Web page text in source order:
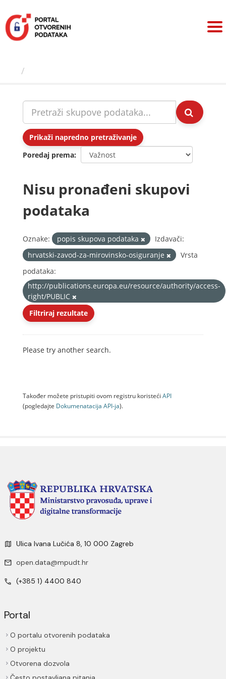
sadržaj
Prikaži napredno pretraživanje
Poredaj prema
Nisu pronađeni skupovi
podataka
Oznake: popis skupova podataka
Izdavači:
hrvatski-zavod-za-mirovinsko-osiguranje
Vrsta
podataka:
http://publications.europa.eu/resource/authority/access-
right/PUBLIC
Filtriraj rezultate
Please try another search.
Također možete pristupiti ovom registru koristeći API
(pogledajte Dokumenаtаcijа API-jа).